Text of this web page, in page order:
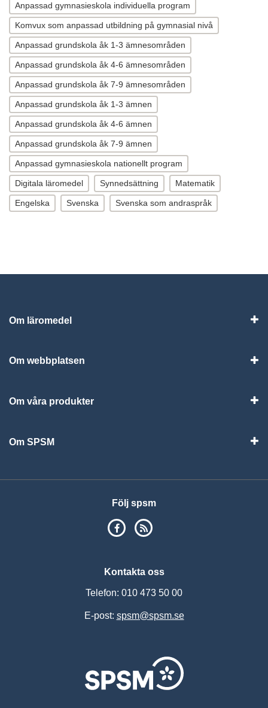
Anpassad gymnasieskola individuella program
Komvux som anpassad utbildning på gymnasial nivå
Anpassad grundskola åk 1-3 ämnesområden
Anpassad grundskola åk 4-6 ämnesområden
Anpassad grundskola åk 7-9 ämnesområden
Anpassad grundskola åk 1-3 ämnen
Anpassad grundskola åk 4-6 ämnen
Anpassad grundskola åk 7-9 ämnen
Anpassad gymnasieskola nationellt program
Digitala läromedel Synnedsättning Matematik
Engelska Svenska Svenska som andraspråk
Om läromedel
Om webbplatsen
Om våra produkter
Om SPSM
Följ spsm
SPSM på Facebook
Kontakta oss
Telefon: 010 473 50 00
E-post: spsm@spsm.se